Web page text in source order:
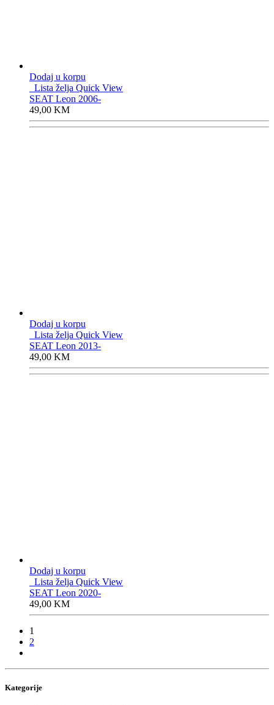
Dodaj u korpu
Lista želja Quick View
SEAT Leon 2006-
49,00 KM
Dodaj u korpu
Lista želja Quick View
SEAT Leon 2013-
49,00 KM
Dodaj u korpu
Lista želja Quick View
SEAT Leon 2020-
49,00 KM
1
2
Kategorije